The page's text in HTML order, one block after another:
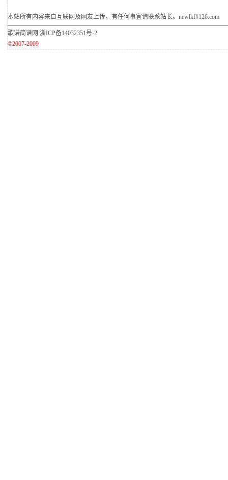
本站所有内容来自互联网及网友上传，有任何事宜请联系站长。newlkf#126.com
歌谱简谱网 浙ICP备14032351号-2
©2007-2009